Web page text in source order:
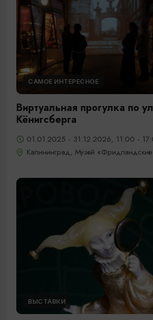
САМОЕ ИНТЕРЕСНОЕ
Виртуальная прогулка по
Кёнигсберга
01.01.2025 - 31.12.2026, 11:00 -
Калининград, Музей
ВЫСТАВКИ